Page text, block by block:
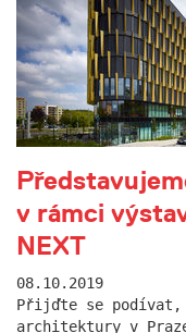
v rámci
NEXT
08.10.2019
Přijďte se podívat,
architektury v